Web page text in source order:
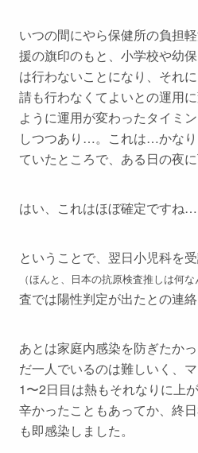
いつの間にやら保健所の負担
援の旗印のもと、小学校や幼
は行わないことになり、それ
請も行わなくてよいとの運用
ように運用が変わったタイミ
しつつあり…。これは…かな
ていたところで、ある日の夜に
はい、これはほぼ確定ですね…
ということで、翌日小児科を
（ほんと、日本の抗原検査推しは何な
査では陽性判定が出たとの連絡
あとは家庭内感染を防ぎたか
だ一人でいるのは難しいく、
1〜2日目は熱もそれなりに上
辛かったこともあってか、終
も即感染しました。